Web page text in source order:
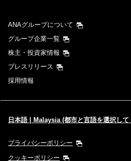
ANAグループについて
グループ企業一覧
株主・投資家情報
プレスリリース
採用情報
日本語 | Malaysia (都市と言語を選択して
プライバシーポリシー
クッキーポリシー